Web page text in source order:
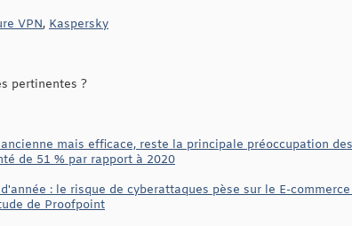
VPN, Kaspersky
pertinentes ?
mais efficace, reste la principale préoccupation
de 51 % par rapport à 2020
: le risque de cyberattaques pèse sur le E-
de Proofpoint